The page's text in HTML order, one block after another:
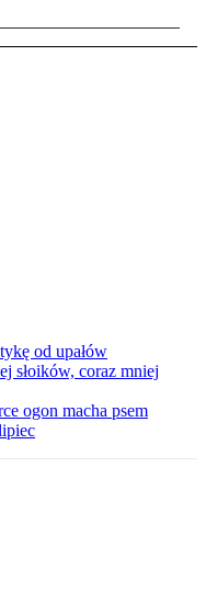
od upałów
słoików, coraz mniej
ogon macha psem